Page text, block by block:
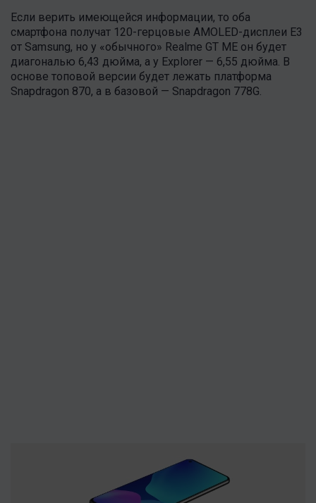
Если верить имеющейся информации, то оба
смартфона получат 120-герцовые AMOLED-дисплеи Е3
от Samsung, но у «обычного» Realme GT ME он будет
диагональю 6,43 дюйма, а у Explorer — 6,55 дюйма. В
основе топовой версии будет лежать платформа
Snapdragon 870, а в базовой — Snapdragon 778G.